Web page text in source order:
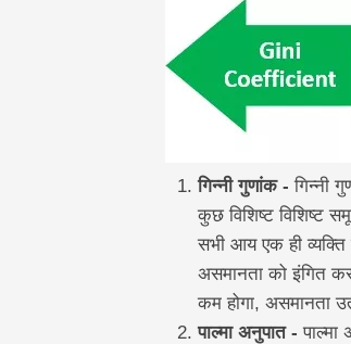
गिन्नी गुणांक - गिन्नी
कुछ विशिष्ट विशिष्ट
सभी आय एक ही
असमानता को इंगित
कम होगा, असमानता
पाल्मा अनुपात -